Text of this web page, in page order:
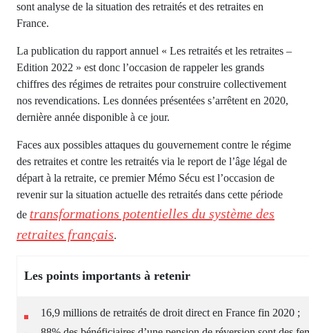
sont analyse de la situation des retraités et des retraites en
France.
La publication du rapport annuel « Les retraités et les retraites –
Edition 2022 » est donc l’occasion de rappeler les grands
chiffres des régimes de retraites pour construire collectivement
nos revendications. Les données présentées s’arrêtent en 2020,
dernière année disponible à ce jour.
Faces aux possibles attaques du gouvernement contre le régime
des retraites et contre les retraités via le report de l’âge légal de
départ à la retraite, ce premier Mémo Sécu est l’occasion de
revenir sur la situation actuelle des retraités dans cette période
de transformations potentielles du système des
retraites français.
Les points importants à retenir
16,9 millions de retraités de droit direct en France fin 2020 ;